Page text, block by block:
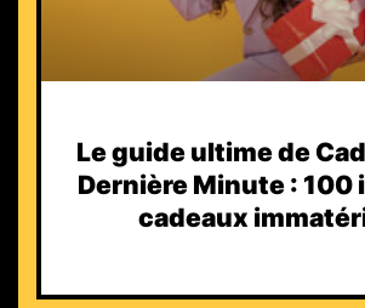
Le guide ultime de
Dernière Minute : 100
cadeaux